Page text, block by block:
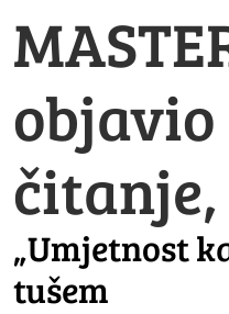
čitanje,
„Umjetnost
tušem